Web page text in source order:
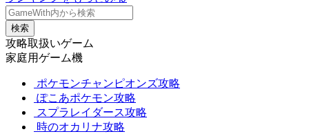
検索
攻略取扱いゲーム
家庭用ゲーム機
ポケモンチャンピオンズ攻略
ぽこあポケモン攻略
スプラレイダース攻略
時のオカリナ攻略